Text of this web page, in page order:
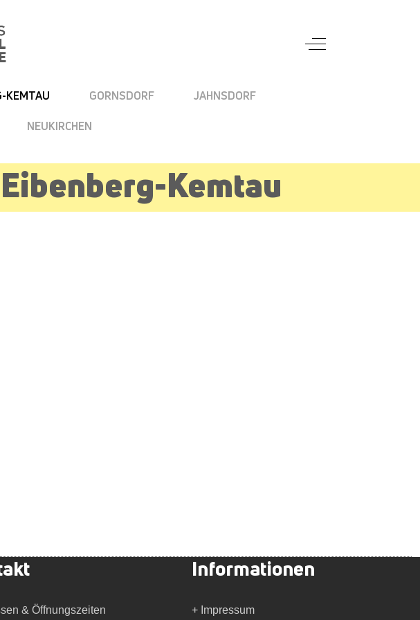
Off-Canvas Toggle
KEMTAU GORNSDORF
JAHNSDORF
NEUKIRCHEN
Kemtau
& Öffnungszeiten
Informationen
+ Impressum